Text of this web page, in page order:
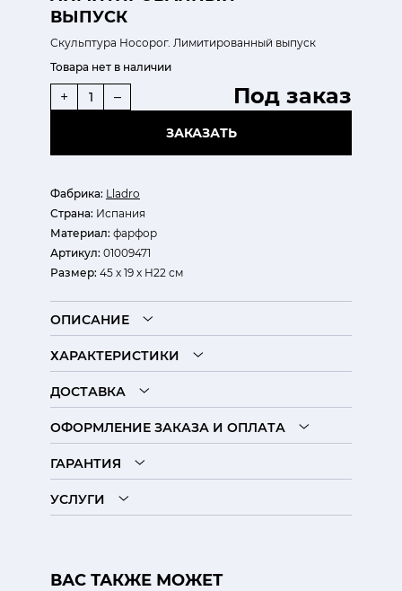
ВЫПУСК
Скульптура Носорог. Лимитированный выпуск
Фабрика: Lladro
Страна: Испания
Материал: фарфор
Артикул: 01009471
Размер: 45 x 19 x H22 см
Товара нет в наличии
Под заказ
+ –
ЗАКАЗАТЬ
ОПИСАНИЕ
ХАРАКТЕРИСТИКИ
ДОСТАВКА
ОФОРМЛЕНИЕ ЗАКАЗА И ОПЛАТА
ГАРАНТИЯ
УСЛУГИ
ВАС ТАКЖЕ МОЖЕТ